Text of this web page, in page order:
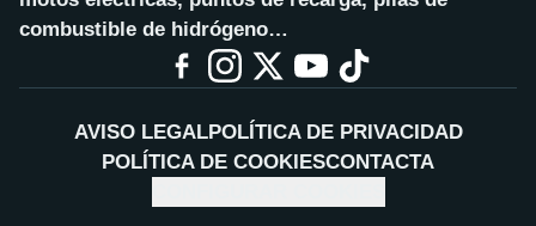
combustible de hidrógeno…
AVISO LEGALPOLÍTICA DE PRIVACIDAD
POLÍTICA DE COOKIESCONTACTA